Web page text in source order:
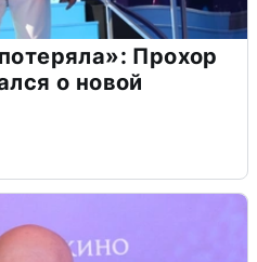
Прохор
о новой